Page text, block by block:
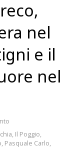
nel
e il
nel
, Il Poggio,
, Pasquale Carlo,